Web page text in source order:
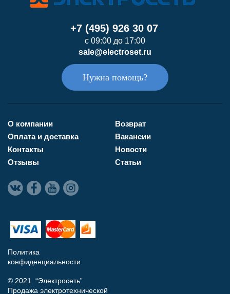
+7 (495) 926 30 07
с 09:00 до 17:00
sale@electroset.ru
Нужна помощь?
О компании
Оплата и доставка
Контакты
Отзывы
Возврат
Вакансии
Новости
Статьи
Политика
конфиденциальности
© 2021 “Электросеть”
Продажа электротехнической